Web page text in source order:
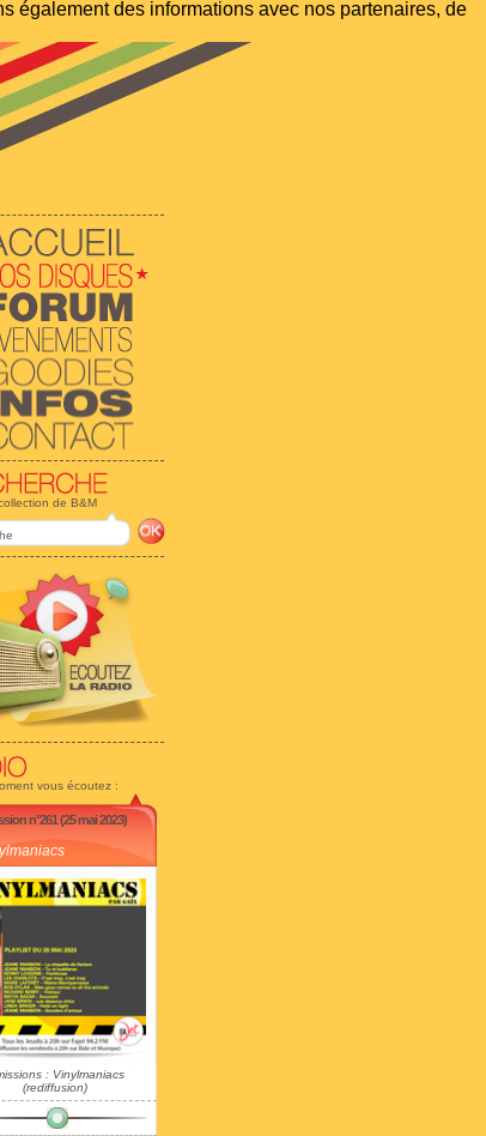
également des informations avec nos partenaires, de
de B&M
vous écoutez :
n°261 (25 mai 2023)
: Vinylmaniacs
(rediffusion)